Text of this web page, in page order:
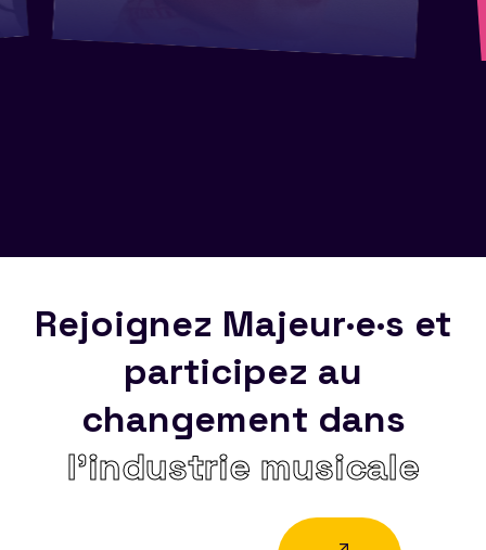
Rejoignez Majeur·e·s et
participez au
changement dans
l’industrie musicale